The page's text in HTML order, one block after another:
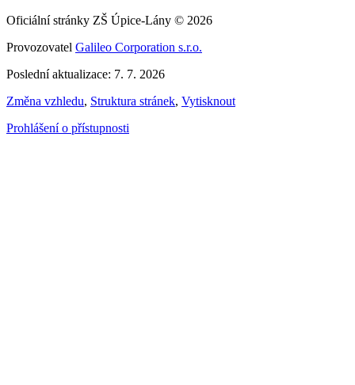
Oficiální stránky ZŠ Úpice-Lány © 2026
Provozovatel Galileo Corporation s.r.o.
Poslední aktualizace: 7. 7. 2026
Změna vzhledu, Struktura stránek, Vytisknout
Prohlášení o přístupnosti